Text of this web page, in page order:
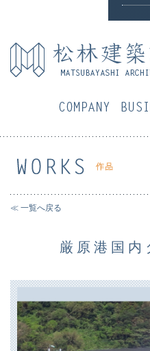
会社概要
≪ 一覧へ戻る
厳原港国内